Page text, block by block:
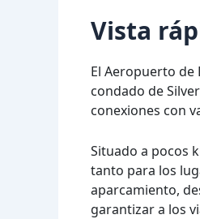
Vista
El Aeropuerto
condado de
conexiones con
Situado a pocos
tanto para los
aparcamiento,
garantizar a los